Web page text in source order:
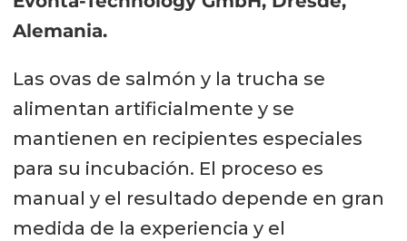
Alemania.
Las ovas de salmón y la trucha se
alimentan artificialmente y se
mantienen en recipientes especiales
para su incubación. El proceso es
manual y el resultado depende en gran
medida de la experiencia y el